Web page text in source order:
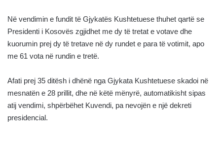
Në vendimin e fundit të Gjykatës Kushtetuese thuhet qartë se
Presidenti i Kosovës zgjidhet me dy të tretat e votave dhe
kuorumin prej dy të tretave në dy rundet e para të votimit, apo
me 61 vota në rundin e tretë.
Afati prej 35 ditësh i dhënë nga Gjykata Kushtetuese skadoi në
mesnatën e 28 prillit, dhe në këtë mënyrë, automatikisht sipas
atij vendimi, shpërbëhet Kuvendi, pa nevojën e një dekreti
presidencial.